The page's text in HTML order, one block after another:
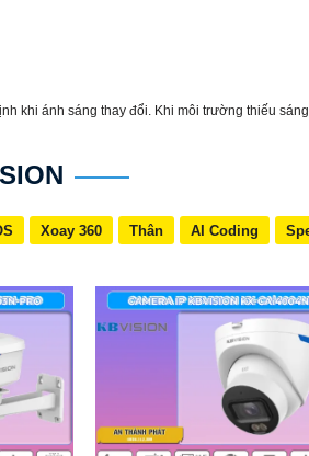
khi ánh sáng thay đổi. Khi môi trường thiếu
Xoay 360 Thân AI Coding